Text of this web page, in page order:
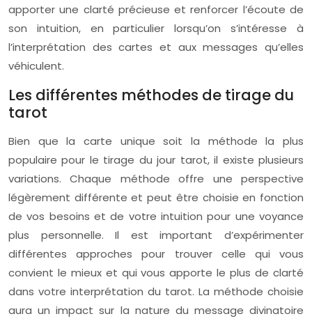
apporter une clarté précieuse et renforcer l’écoute de
son intuition, en particulier lorsqu’on s’intéresse à
l’interprétation des cartes et aux messages qu’elles
véhiculent.
Les différentes méthodes de tirage du
tarot
Bien que la carte unique soit la méthode la plus
populaire pour le tirage du jour tarot, il existe plusieurs
variations. Chaque méthode offre une perspective
légèrement différente et peut être choisie en fonction
de vos besoins et de votre intuition pour une voyance
plus personnelle. Il est important d’expérimenter
différentes approches pour trouver celle qui vous
convient le mieux et qui vous apporte le plus de clarté
dans votre interprétation du tarot. La méthode choisie
aura un impact sur la nature du message divinatoire